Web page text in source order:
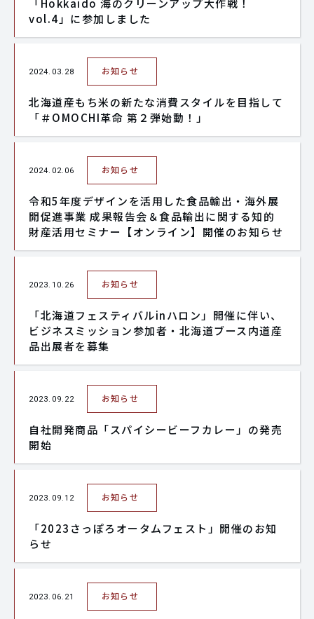
「Hokkaido 海のクリーンアップ大作戦！
vol.4」に参加しました
2024.03.28 お知らせ
北海道産もち米の新たな消費スタイルを目指して
「＃OMOCHI革命 第２弾始動！」
2024.02.06 お知らせ
令和5年度デザインを活用した食品輸出・海外展
開促進事業 成果報告会＆食品輸出に関する知的
財産活用セミナー【オンライン】開催のお知らせ
2023.10.26 お知らせ
「北海道フェスティバルinハロン」開催に伴い、
ビジネスミッション参加者・北海道ブース内道産
品出展者を募集
2023.09.22 お知らせ
自社開発商品「スパイシービーフカレー」の発売
開始
2023.09.12 お知らせ
「2023さっぽろオータムフェスト」開催のお知
らせ
2023.06.21 お知らせ